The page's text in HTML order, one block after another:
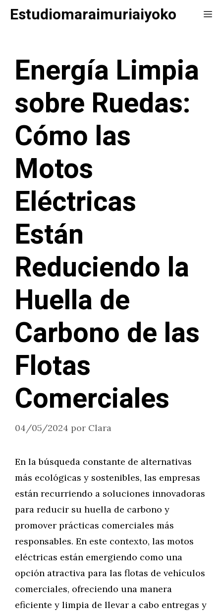
SaltarEstudiomaraimuriaiyoko
Energía Limpia
sobre Ruedas:
Cómo las
Motos
Eléctricas
Están
Reduciendo la
Huella de
Carbono de las
Flotas
Comerciales
04/05/2024 por Clara
En la búsqueda constante de alternativas
más ecológicas y sostenibles, las empresas
están recurriendo a soluciones innovadoras
para reducir su huella de carbono y
promover prácticas comerciales más
responsables. En este contexto, las motos
eléctricas están emergiendo como una
opción atractiva para las flotas de vehículos
comerciales, ofreciendo una manera
eficiente y limpia de llevar a cabo entregas y